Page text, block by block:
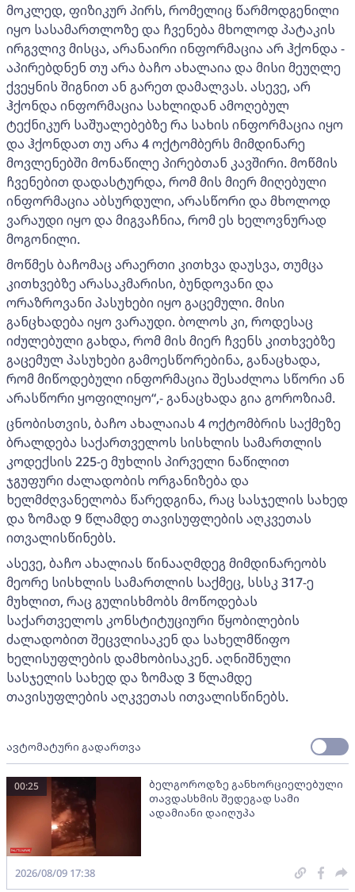
მოკლედ, ფიზიკურ პირს, რომელიც წარმოდგენილი
იყო სასამართლოზე და ჩვენება მხოლოდ პატაკის
ირგვლივ მისცა, არანაირი ინფორმაცია არ ჰქონდა -
აპირებდნენ თუ არა ბაჩო ახალაია და მისი მეუღლე
ქვეყნის შიგნით ან გარეთ დამალვას. ასევე, არ
ჰქონდა ინფორმაცია სახლიდან ამოღებულ
ტექნიკურ საშუალებებზე რა სახის ინფორმაცია იყო
და ჰქონდათ თუ არა 4 ოქტომბერს მიმდინარე
მოვლენებში მონაწილე პირებთან კავშირი. მოწმის
ჩვენებით დადასტურდა, რომ მის მიერ მიღებული
ინფორმაცია აბსურდული, არასწორი და მხოლოდ
ვარაუდი იყო და მიგვაჩნია, რომ ეს ხელოვნურად
მოგონილი.
მოწმეს ბაჩომაც არაერთი კითხვა დაუსვა, თუმცა
კითხვებზე არასაკმარისი, ბუნდოვანი და
ორაზროვანი პასუხები იყო გაცემული. მისი
განცხადება იყო ვარაუდი. ბოლოს კი, როდესაც
იძულებული გახდა, რომ მის მიერ ჩვენს კითხვებზე
გაცემულ პასუხები გამოესწორებინა, განაცხადა,
რომ მიწოდებული ინფორმაცია შესაძლოა სწორი ან
არასწორი ყოფილიყო“,- განაცხადა გია გოროზიამ.
ცნობისთვის, ბაჩო ახალაიას 4 ოქტომბრის საქმეზე
ბრალდება საქართველოს სისხლის სამართლის
კოდექსის 225-ე მუხლის პირველი ნაწილით
ჯგუფური ძალადობის ორგანიზება და
ხელმძღვანელობა წარედგინა, რაც სასჯელის სახედ
და ზომად 9 წლამდე თავისუფლების აღკვეთას
ითვალისწინებს.
ასევე, ბაჩო ახალიას წინააღმდეგ მიმდინარეობს
მეორე სისხლის სამართლის საქმეც, სსსკ 317-ე
მუხლით, რაც გულისხმობს მოწოდებას
საქართველოს კონსტიტუციური წყობილების
ძალადობით შეცვლისაკენ და სახელმწიფო
ხელისუფლების დამხობისაკენ. აღნიშნული
სასჯელის სახედ და ზომად 3 წლამდე
თავისუფლების აღკვეთას ითვალისწინებს.
ავტომატური გადართვა
ბელგოროდზე განხორციელებული
თავდასხმის შედეგად სამი
ადამიანი დაიღუპა
00:25
2026/08/09 17:38